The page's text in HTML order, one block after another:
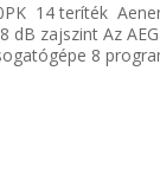
14 teríték
dB zajszint Az AEG
8